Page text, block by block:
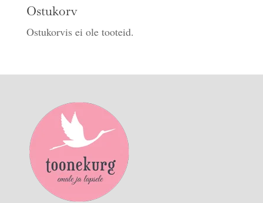
Ostukorv
Ostukorvis ei ole tooteid.